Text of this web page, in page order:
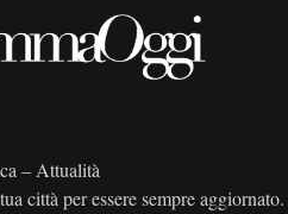
– Attualità
città per essere sempre aggiornato.